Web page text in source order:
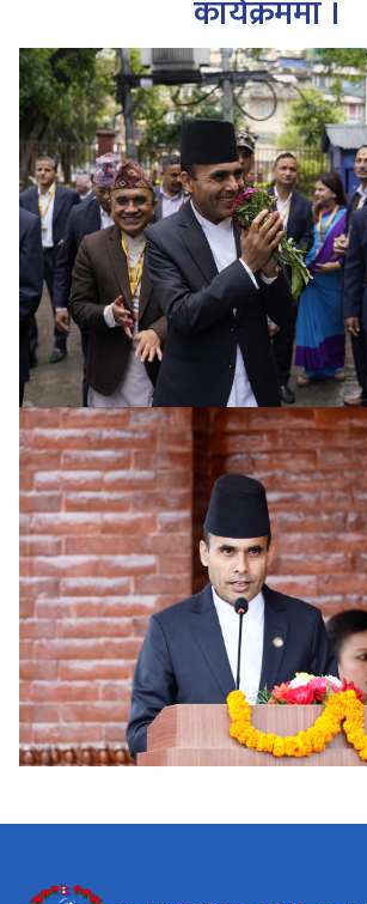
कार्यक्रममा ।